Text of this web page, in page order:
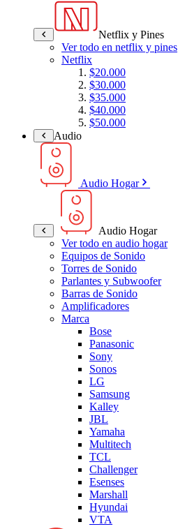
Netflix y Pines
Ver todo en netflix y pines
Netflix
$20.000
$30.000
$35.000
$40.000
$50.000
Audio
Audio Hogar
Audio Hogar
Ver todo en audio hogar
Equipos de Sonido
Torres de Sonido
Parlantes y Subwoofer
Barras de Sonido
Amplificadores
Marca
Bose
Panasonic
Sony
Sonos
LG
Samsung
Kalley
JBL
Yamaha
Multitech
TCL
Challenger
Esenses
Marshall
Hyundai
VTA